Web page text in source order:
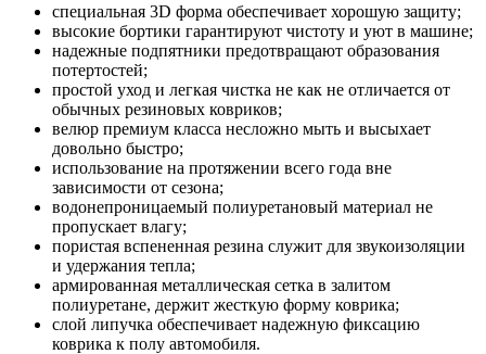
специальная 3D форма обеспечивает хорошую защиту;
высокие бортики гарантируют чистоту и уют в машине;
надежные подпятники предотвращают образования
потертостей;
простой уход и легкая чистка не как не отличается от
обычных резиновых ковриков;
велюр премиум класса несложно мыть и высыхает
довольно быстро;
использование на протяжении всего года вне
зависимости от сезона;
водонепроницаемый полиуретановый материал не
пропускает влагу;
пористая вспененная резина служит для звукоизоляции
и удержания тепла;
армированная металлическая сетка в залитом
полиуретане, держит жесткую форму коврика;
слой липучка обеспечивает надежную фиксацию
коврика к полу автомобиля.